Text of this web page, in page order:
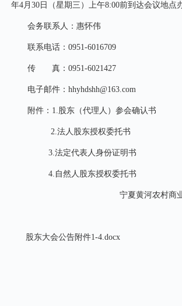
年4月30日（星期三）上午8:00前到达会议地点
会务联系人：惠怀伟
联系电话：0951-6016709
传 真：0951-6021427
电子邮件：hhyhdshh@163.com
附件：1.股东（代理人）参会确认书
2.法人股东授权委托书
3.法定代表人身份证明书
4.自然人股东授权委托书
宁夏黄河农村商业
股东大会公告附件1-4.docx